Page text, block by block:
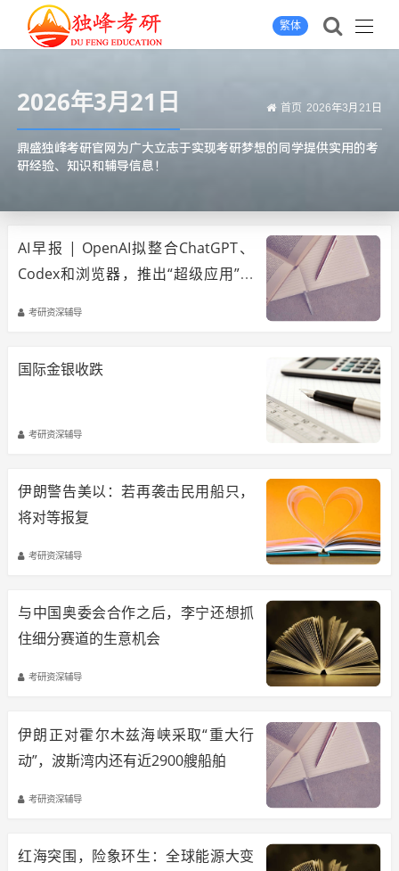
繁体
2026年3月21日 首页 2026年3月21日
鼎盛独峰考研官网为广大立志于实现考研梦想的同学提供实用的考
研经验、知识和辅导信息！
AI早报 | OpenAI拟整合ChatGPT、
Codex和浏览器，推出“超级应用”；
考研资深辅导
国际金银收跌
考研资深辅导
伊朗警告美以：若再袭击民用船只，
将对等报复
考研资深辅导
与中国奥委会合作之后，李宁还想抓
住细分赛道的生意机会
考研资深辅导
伊朗正对霍尔木兹海峡采取“重大行
动”，波斯湾内还有近2900艘船舶
考研资深辅导
红海突围，险象环生：全球能源大变